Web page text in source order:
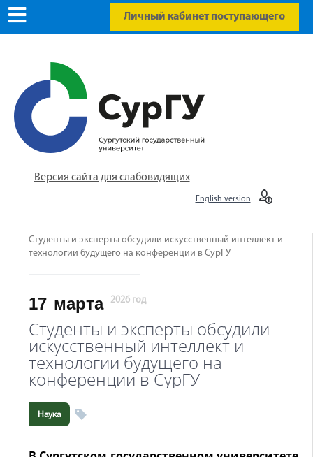
Личный кабинет поступающего
Версия сайта для слабовидящих
English version
Студенты и эксперты обсудили искусственный интеллект и
технологии будущего на конференции в СурГУ
17 марта 2026 год
Студенты и эксперты обсудили
искусственный интеллект и
технологии будущего на
конференции в СурГУ
Наука